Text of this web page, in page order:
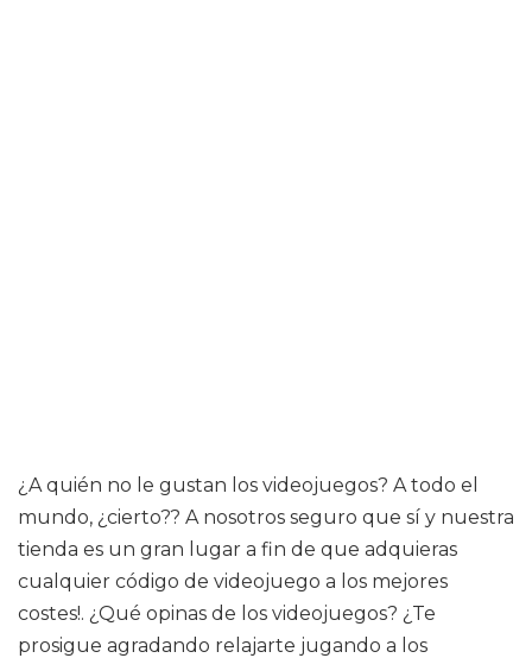
¿A quién no le gustan los videojuegos? A todo el
mundo, ¿cierto?? A nosotros seguro que sí y nuestra
tienda es un gran lugar a fin de que adquieras
cualquier código de videojuego a los mejores
costes!. ¿Qué opinas de los videojuegos? ¿Te
prosigue agradando relajarte jugando a los